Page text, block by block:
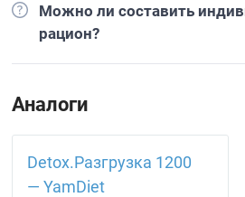
Можно ли составить
рацион?
Аналоги
Detox.Разгрузка 1200
— YamDiet